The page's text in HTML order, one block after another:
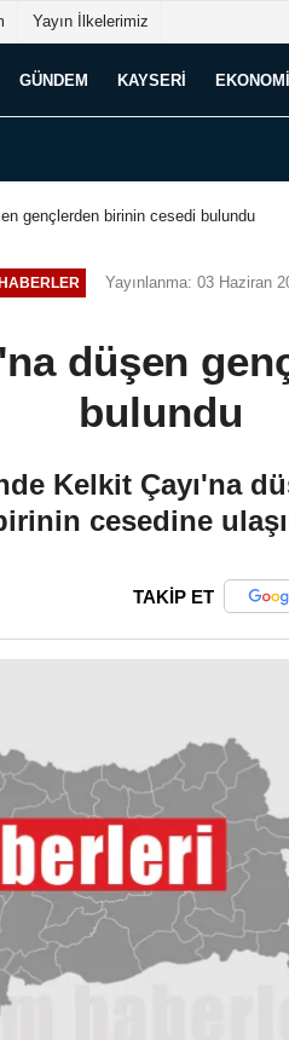
Yayın İlkelerimiz
GÜNDEM KAYSERI EKONOMI
gençlerden birinin cesedi bulundu
Yayınlanma: 03 Haziran
düşen
bulundu
Kelkit Çayı'na
cesedine
TAKİP ET